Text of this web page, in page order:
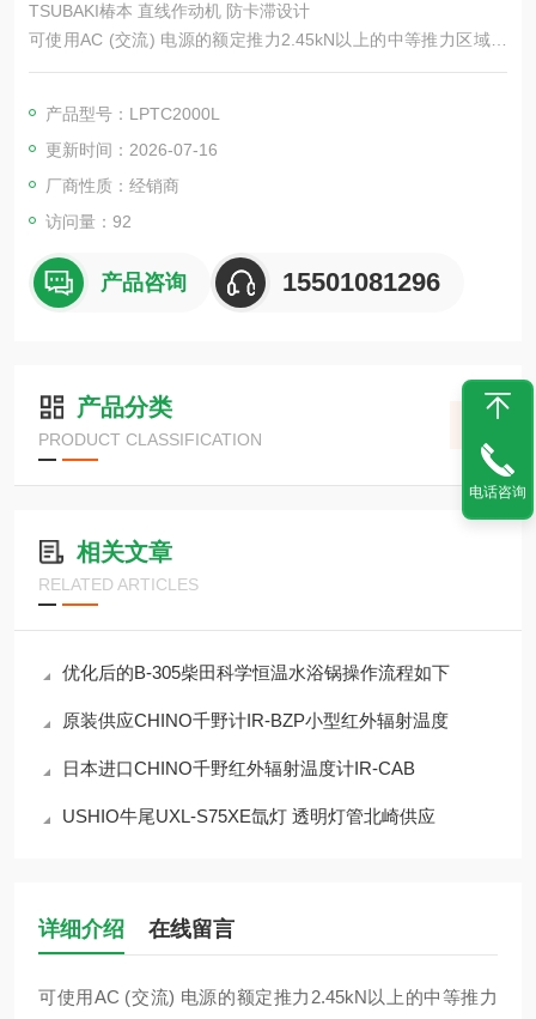
TSUBAKI椿本 直线作动机 防卡滞设计
可使用AC (交流) 电源的额定推力2.45kN以上的中等推力区域电
动气缸。具有负载保持能力的制动电机、实现低噪音的减速装
产品提供多种可选配置，适用于各种应用场景。标配可户外使用
（电机防护等级 IP55）。
产品型号：LPTC2000L
更新时间：2026-07-16
厂商性质：经销商
访问量：92
产品咨询 15501081296
产品分类
PRODUCT CLASSIFICATION
相关文章
RELATED ARTICLES
优化后的B-305柴田科学恒温水浴锅操作流程如下
原装供应CHINO千野计IR-BZP小型红外辐射温度
日本进口CHINO千野红外辐射温度计IR-CAB
USHIO牛尾UXL-S75XE氙灯 透明灯管北崎供应
详细介绍 在线留言
可使用AC (交流) 电源的额定推力2.45kN以上的中等推力
电话咨询